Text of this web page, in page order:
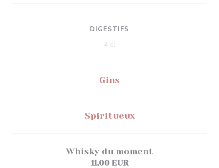
DIGESTIFS
4 cl
Gins
Spiritueux
Whisky du moment
11,00 EUR